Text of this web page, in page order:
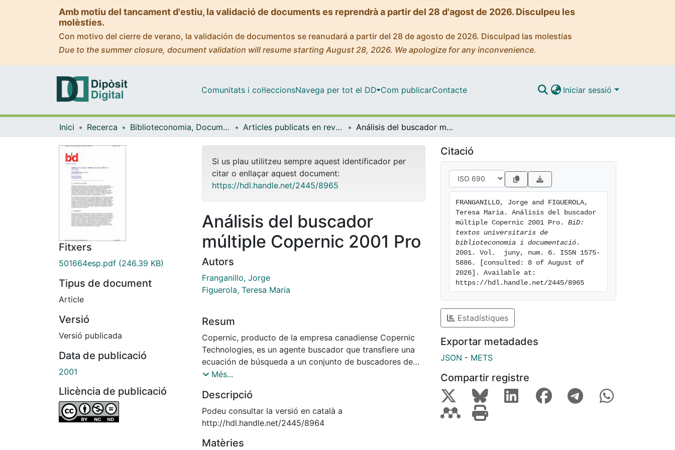
Amb motiu del tancament d'estiu, la validació de documents es reprendrà a partir del 28 d'agost de 2026. Disculpeu les
molèsties.
Con motivo del cierre de verano, la validación de documentos se reanudará a partir del 28 de agosto de 2026. Disculpad las molestias
Due to the summer closure, document validation will resume starting August 28, 2026. We apologize for any inconvenience.
Comunitats i col·leccionsNavega per tot el DD Com publicarContacte Iniciar sessió
Inici Recerca Biblioteconomia, Documentació i Comunicació Audiovisual Articles publicats en revistes (Biblioteconomia, Documentació i Comunicació Audiovisual) Análisis del buscador múltiple Copernic 2001 Pro
Fitxers
501664esp.pdf (246.39 KB)
Tipus de document
Article
Versió
Versió publicada
Data de publicació
2001
Llicència de publicació
Si us plau utilitzeu sempre aquest identificador per
citar o enllaçar aquest document:
https://hdl.handle.net/2445/8965
Análisis del buscador
múltiple Copernic 2001 Pro
Autors
Franganillo, Jorge
Figuerola, Teresa Maria
Resum
Copernic, producto de la empresa canadiense Copernic
Technologies, es un agente buscador que transfiere una
ecuación de búsqueda a un conjunto de buscadores de
manera simultánea, recupera las referencias pertinentes y
de cada uno de los buscadores. La empresa creadora de
Copernic se constituyó en 1996 con el propósito de
desarrollar soluciones innovadoras en tecnologías de
gestión eficientes de la gran masa de información
Més...
Descripció
Podeu consultar la versió en català a
http://hdl.handle.net/2445/8964
Matèries
Citació
FRANGANILLO, Jorge and FIGUEROLA,
Teresa Maria. Análisis del buscador
múltiple Copernic 2001 Pro. BiD:
textos universitaris de
biblioteconomia i documentació .
2001. Vol.  juny, num. 6. ISSN 1575-
5886. [consulted: 8 of August of
2026]. Available at:
https://hdl.handle.net/2445/8965
Estadístiques
Exportar metadades
JSON - METS
Compartir registre